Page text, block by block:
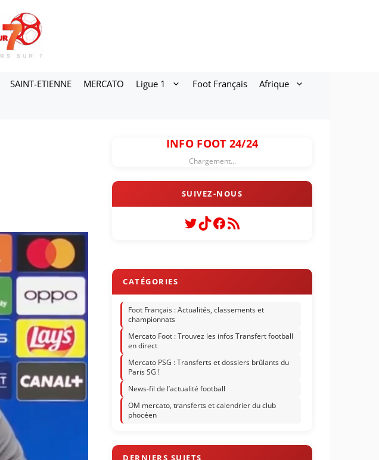
SAINT-ETIENNE MERCATO Ligue 1 Foot Français Afrique
INFO FOOT 24/24
Chargement...
Twitter
TikTok
Facebook
Flux RSS
Foot Français : Actualités, classements et
championnats
Mercato Foot : Trouvez les infos Transfert football
en direct
Mercato PSG : Transferts et dossiers brûlants du
Paris SG !
News-fil de l’actualité football
OM mercato, transferts et calendrier du club
phocéen